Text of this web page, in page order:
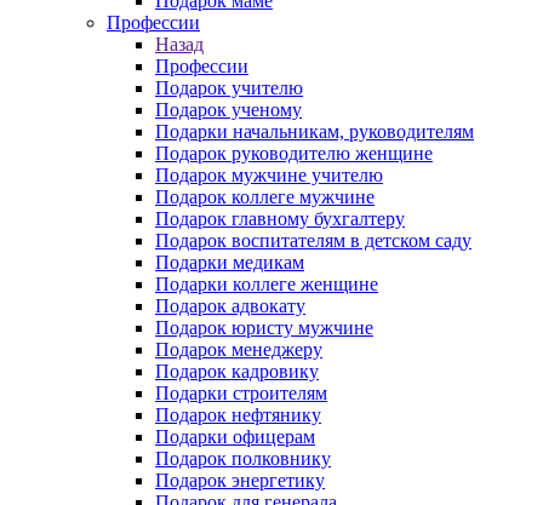
Профессии
Назад
Профессии
Подарок учителю
Подарок ученому
Подарки начальникам, руководителям
Подарок руководителю женщине
Подарок мужчине учителю
Подарок коллеге мужчине
Подарок главному бухгалтеру
Подарок воспитателям в детском саду
Подарки медикам
Подарки коллеге женщине
Подарок адвокату
Подарок юристу мужчине
Подарок менеджеру
Подарок кадровику
Подарки строителям
Подарок нефтянику
Подарки офицерам
Подарок полковнику
Подарок энергетику